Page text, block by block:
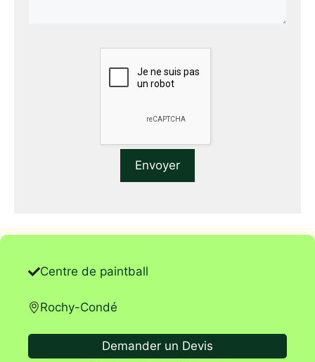
Centre de paintball
Rochy-Condé
Demander un Devis